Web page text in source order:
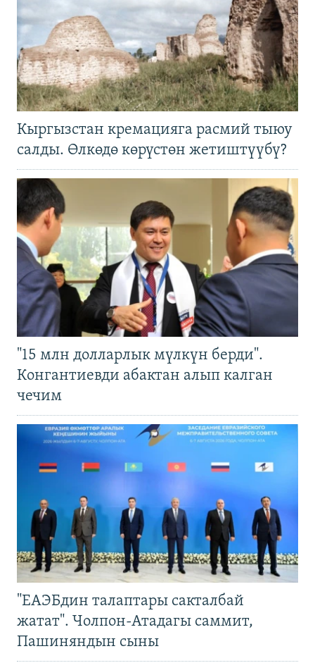
Кыргызстан кремацияга расмий тыюу
салды. Өлкөдө көрүстөн жетиштүүбү?
"15 млн долларлык мүлкүн берди".
Конгантиевди абактан алып калган
чечим
"ЕАЭБдин талаптары сакталбай
жатат". Чолпон-Атадагы саммит,
Пашиняндын сыны